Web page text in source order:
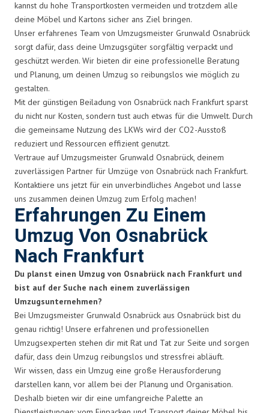
kannst du hohe Transportkosten vermeiden und trotzdem alle
deine Möbel und Kartons sicher ans Ziel bringen.
Unser erfahrenes Team von Umzugsmeister Grunwald Osnabrück
sorgt dafür, dass deine Umzugsgüter sorgfältig verpackt und
geschützt werden. Wir bieten dir eine professionelle Beratung
und Planung, um deinen Umzug so reibungslos wie möglich zu
gestalten.
Mit der günstigen Beiladung von Osnabrück nach Frankfurt sparst
du nicht nur Kosten, sondern tust auch etwas für die Umwelt. Durch
die gemeinsame Nutzung des LKWs wird der CO2-Ausstoß
reduziert und Ressourcen effizient genutzt.
Vertraue auf Umzugsmeister Grunwald Osnabrück, deinem
zuverlässigen Partner für Umzüge von Osnabrück nach Frankfurt.
Kontaktiere uns jetzt für ein unverbindliches Angebot und lasse
uns zusammen deinen Umzug zum Erfolg machen!
Erfahrungen Zu Einem
Umzug Von Osnabrück
Nach Frankfurt
Du planst einen Umzug von Osnabrück nach Frankfurt und
bist auf der Suche nach einem zuverlässigen
Umzugsunternehmen?
Bei Umzugsmeister Grunwald Osnabrück aus Osnabrück bist du
genau richtig! Unsere erfahrenen und professionellen
Umzugsexperten stehen dir mit Rat und Tat zur Seite und sorgen
dafür, dass dein Umzug reibungslos und stressfrei abläuft.
Wir wissen, dass ein Umzug eine große Herausforderung
darstellen kann, vor allem bei der Planung und Organisation.
Deshalb bieten wir dir eine umfangreiche Palette an